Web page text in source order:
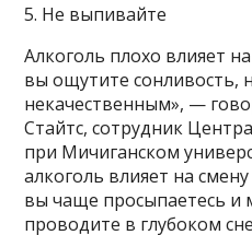
5. Не выпивайте
Алкоголь плохо влияет
вы ощутите сонливость,
некачественным», —
Стайтс, сотрудник
при Мичиганском
алкоголь влияет на
вы чаще просыпаетесь
проводите в глубоком